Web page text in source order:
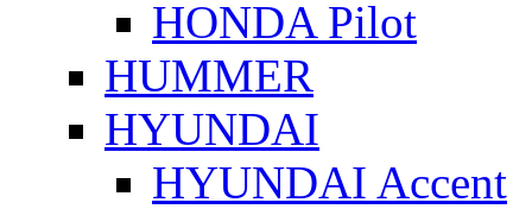
HONDA Pilot
HUMMER
HYUNDAI
HYUNDAI Accent